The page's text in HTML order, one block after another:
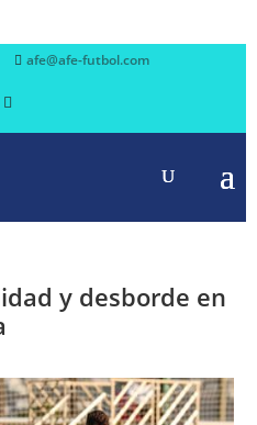
afe@afe-futbol.com
y desborde en